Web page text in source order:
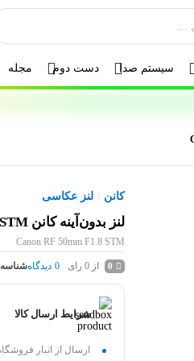
سیستم صدا دست دوم مجله
کانن / لنز عکاسی
لنز بدون‌آینه کانن Canon RF 50mm F1.8 STM
Canon RF 50mm F1.8 STM
0 از 0 رای 0 دیدگاه
شرایط ارسال کالا
ارسال از انبار